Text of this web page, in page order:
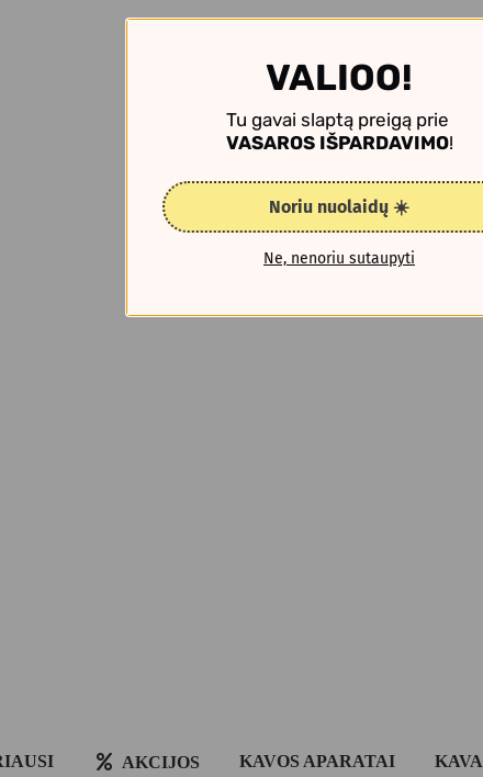
AKCIJOS KAVOS APARATAI KAVA
VALIOO!
Tu gavai slaptą preigą prie
VASAROS IŠPARDAVIMO!
Noriu nuolaidų ☀️
Ne, nenoriu sutaupyti